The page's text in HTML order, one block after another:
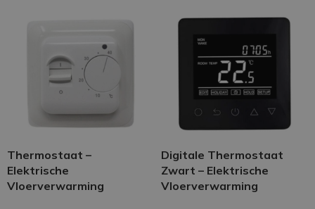
Thermostaat –
Elektrische
Vloerverwarming
Digitale Thermostaat
Zwart – Elektrische
Vloerverwarming